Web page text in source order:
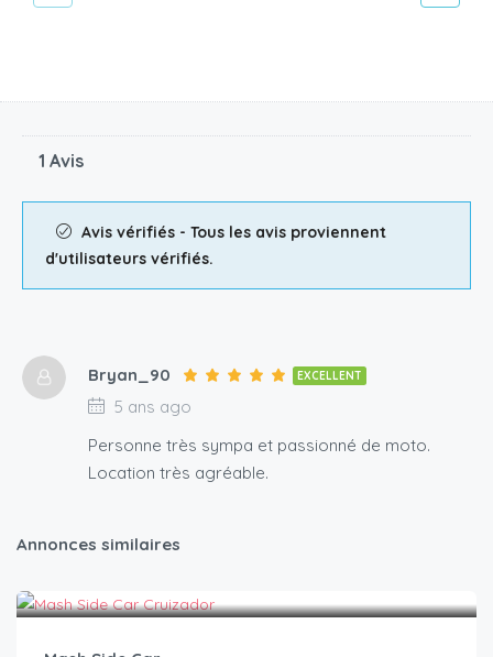
1 Avis
Avis vérifiés - Tous les avis proviennent
d'utilisateurs vérifiés.
Bryan_90 EXCELLENT
5 ans ago
Personne très sympa et passionné de moto.
Location très agréable.
Annonces similaires